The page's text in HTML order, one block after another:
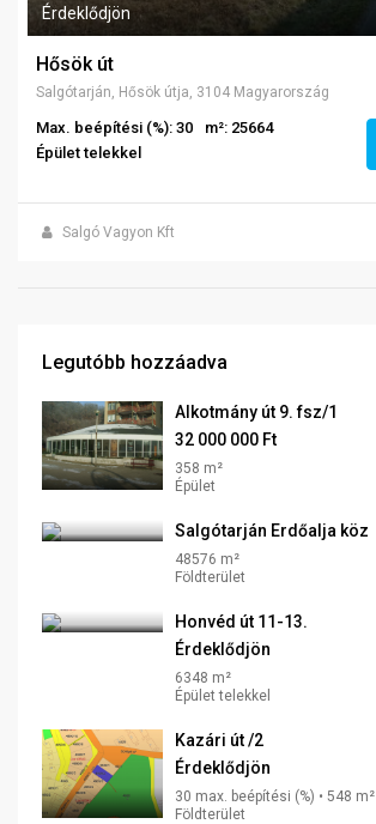
Érdeklődjön
Hősök út
Salgótarján, Hősök útja, 3104 Magyarország
Max. beépítési (%): 30
m²: 25664
Épület telekkel
Salgó Vagyon Kft
Legutóbb hozzáadva
Alkotmány út 9. fsz/1
32 000 000 Ft
358 m²
Épület
Salgótarján Erdőalja köz
48576 m²
Földterület
Honvéd út 11-13.
Érdeklődjön
6348 m²
Épület telekkel
Kazári út /2
Érdeklődjön
30 max. beépítési (%) • 548 m²
Földterület